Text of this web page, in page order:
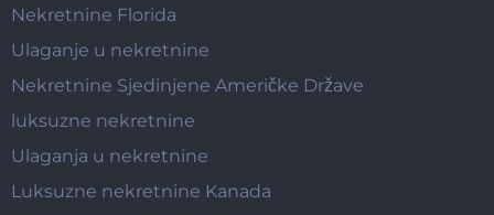
Nekretnine Florida
Ulaganje u nekretnine
Nekretnine Sjedinjene Američke Države
luksuzne nekretnine
Ulaganja u nekretnine
Luksuzne nekretnine Kanada